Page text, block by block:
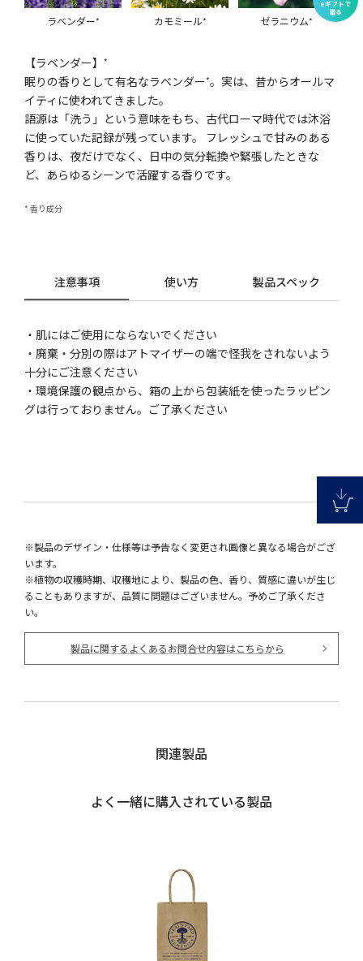
ラベンダー* カモミール* ゼラニウム*
【ラベンダー】*
眠りの香りとして有名なラベンダー*。実は、昔からオールマ
イティに使われてきました。
語源は「洗う」という意味をもち、古代ローマ時代では沐浴
に使っていた記録が残っています。 フレッシュで甘みのある
香りは、夜だけでなく、日中の気分転換や緊張したときな
ど、あらゆるシーンで活躍する香りです。
* 香り成分
注意事項 使い方 製品スペック
・肌にはご使用にならないでください
・廃棄・分別の際はアトマイザーの端で怪我をされないよう
十分にご注意ください
・環境保護の観点から、箱の上から包装紙を使ったラッピン
グは行っておりません。ご了承ください
※製品のデザイン・仕様等は予告なく変更され画像と異なる場合がござ
います。
※植物の収穫時期、収穫地により、製品の色、香り、質感に違いが生じ
ることもありますが、品質に問題はございません。予めご了承くださ
い。
製品に関するよくあるお問合せ内容はこちらから
関連製品
よく一緒に購入されている製品
eギフトで
贈る